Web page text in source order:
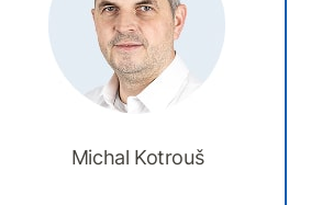
Michal Kotrouš